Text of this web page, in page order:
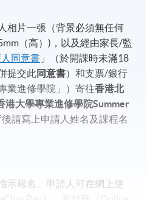
相片一張（背景必須無任何
（高）)，以及經由家長/監
同意書 」（於開課時未滿18
提交此同意書）和支票/銀行
業進修學院」）寄往香港北
港大學專業進修學院Summer
請寫上申請人姓名及課程名
示報名。申請人可在網上使